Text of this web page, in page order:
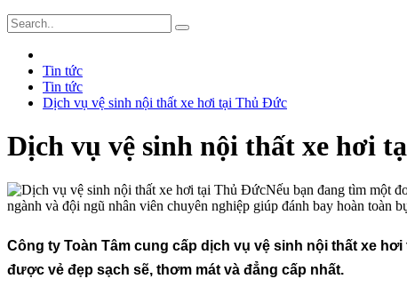
Tin tức
Tin tức
Dịch vụ vệ sinh nội thất xe hơi tại Thủ Đức
Dịch vụ vệ sinh nội thất xe hơi
Nếu bạn đang tìm một
ngành và đội ngũ nhân viên chuyên nghiệp giúp đánh bay hoàn toàn
Công ty Toàn Tâm cung cấp dịch vụ vệ sinh nội thất xe
được vẻ đẹp sạch sẽ, thơm mát và đẳng cấp nhất.